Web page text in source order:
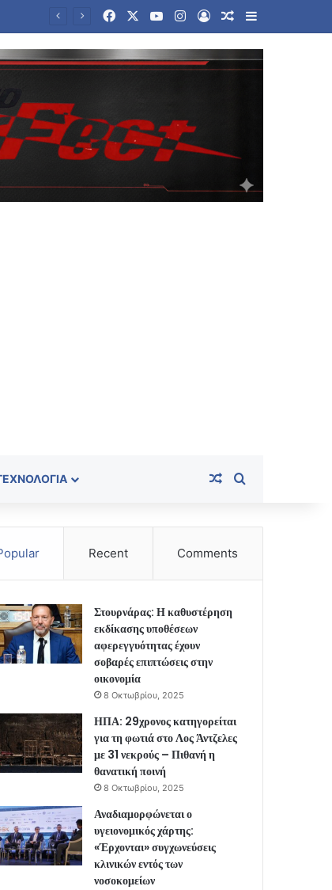
FacebookYouTubeInstagram
Log InRandom Article
Sidebar
Random Article
Recent Comments
Στουρνάρας: Η καθυστέρηση
εκδίκασης υποθέσεων
αφερεγγυότητας έχουν
σοβαρές επιπτώσεις στην
οικονομία
8 Οκτωβρίου, 2025
ΗΠΑ: 29χρονος κατηγορείται
για τη φωτιά στο Λος Άντζελες
με 31 νεκρούς – Πιθανή η
θανατική ποινή
8 Οκτωβρίου, 2025
Αναδιαμορφώνεται ο
υγειονομικός χάρτης:
«Έρχονται» συγχωνεύσεις
κλινικών εντός των
νοσοκομείων